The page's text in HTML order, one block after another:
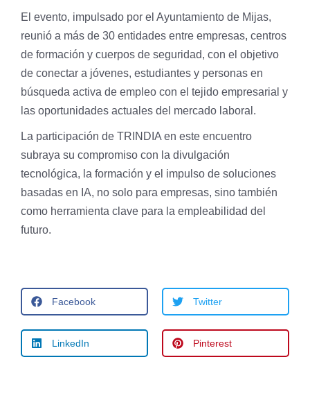
El evento, impulsado por el Ayuntamiento de Mijas,
reunió a más de 30 entidades entre empresas, centros
de formación y cuerpos de seguridad, con el objetivo
de conectar a jóvenes, estudiantes y personas en
búsqueda activa de empleo con el tejido empresarial y
las oportunidades actuales del mercado laboral.
La participación de TRINDIA en este encuentro
subraya su compromiso con la divulgación
tecnológica, la formación y el impulso de soluciones
basadas en IA, no solo para empresas, sino también
como herramienta clave para la empleabilidad del
futuro.
Facebook Twitter
LinkedIn Pinterest